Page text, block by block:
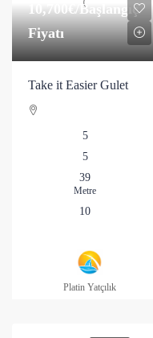
10,700€/Başlangıç
Fiyatı
Take it Easier Gulet
5
5
39
Metre
10
Platin Yatçılık